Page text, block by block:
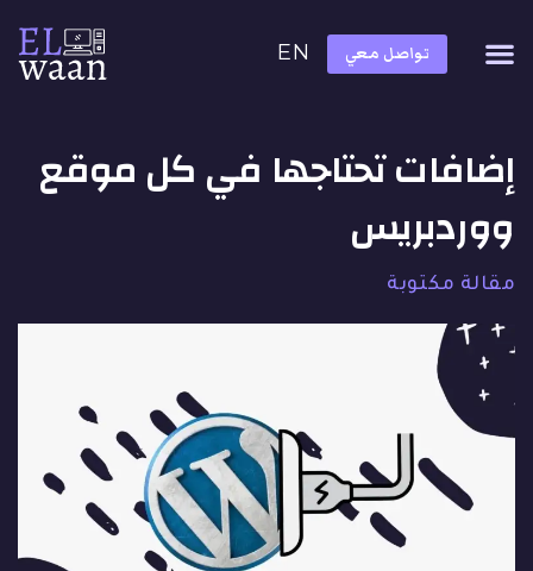
EN تواصل معي
إضافات تحتاجها في كل موقع
ووردبريس
مقالة مكتوبة